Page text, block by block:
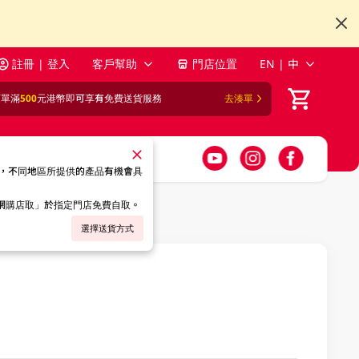
註冊 | 登入 客戶幫助 門店位置 EN | 中
滿500元港幣即可享有免費送貨服務 去湊單
不同地區所提供的產品有機會具
店取」於指定門店免費自取。
選擇送貨方式